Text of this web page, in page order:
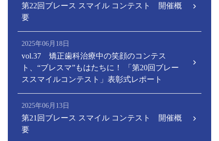
第22回ブレース スマイル コンテスト 開催概
要
2025年06月18日
vol.37 矯正歯科治療中の笑顔のコンテス
ト、“ブレスマ”もはたちに！ 「第20回ブレー
ススマイルコンテスト」表彰式レポート
2025年06月13日
第21回ブレース スマイル コンテスト 開催概
要